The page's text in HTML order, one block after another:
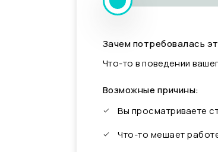
Зачем потребовалась
Что-то в поведении
Возможные причины:
Вы просматриваете
Что-то мешает